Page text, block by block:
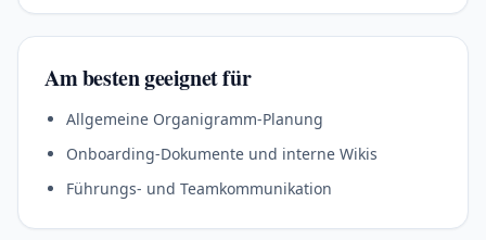
Am besten geeignet für
Allgemeine Organigramm-Planung
Onboarding-Dokumente und interne Wikis
Führungs- und Teamkommunikation